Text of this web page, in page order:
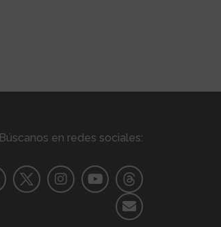
Búscanos en redes sociales: